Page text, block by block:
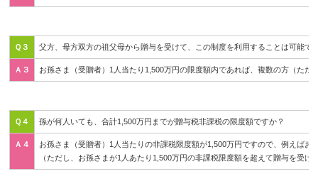
Ｑ３ 父方、母方双方の祖父母から贈与を受けて、この制度を利用することは可能で
Ａ３ お孫さま（受贈者）1人当たり1,500万円の限度額内であれば、複数の方（た
Ｑ４ 孫が何人いても、合計1,500万円までが贈与税非課税の限度額ですか？
Ａ４
お孫さま（受贈者）1人当たりの非課税限度額が1,500万円ですので、例えば
（ただし、お孫さまが1人あたり1,500万円の非課税限度額を超えて贈与を受